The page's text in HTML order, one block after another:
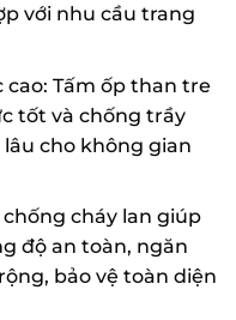
với nhu cầu trang
Tấm ốp than tre
tốt và chống trầy
cho không gian
cháy lan giúp
độ an toàn, ngăn
bảo vệ toàn diện